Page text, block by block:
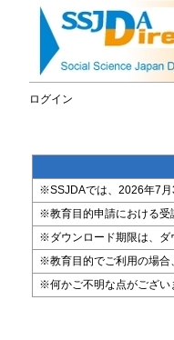
ログイン
※SSJDAでは、2026年7月
※教育目的申請における受
※ダウンロード期限は、ダ
※教育目的でご利用の場合
※何かご不明な点がござい